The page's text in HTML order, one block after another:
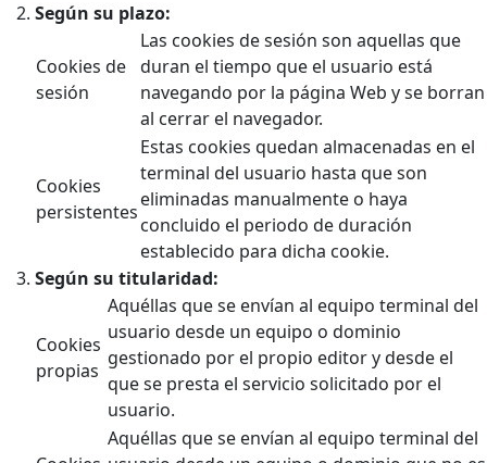
Según su plazo:
Cookies de
sesión
Las cookies de sesión son aquellas que
duran el tiempo que el usuario está
navegando por la página Web y se borran
al cerrar el navegador.
Cookies
persistentes
Estas cookies quedan almacenadas en el
terminal del usuario hasta que son
eliminadas manualmente o haya
concluido el periodo de duración
establecido para dicha cookie.
Según su titularidad:
Cookies
propias
Aquéllas que se envían al equipo terminal del
usuario desde un equipo o dominio
gestionado por el propio editor y desde el
que se presta el servicio solicitado por el
usuario.
Aquéllas que se envían al equipo terminal del